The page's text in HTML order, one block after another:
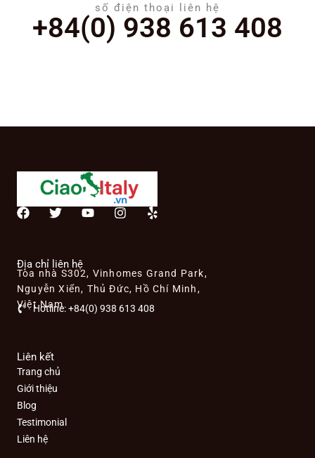
số điện thoại liên hệ
+84(0) 938 613 408
F
b
o
o
k
T
t
e
r
Y
b
e
I
g
r
m
Y
Địa chỉ liên hệ
Tòa nhà S302, Vinhomes Grand Park,
Nguyễn Xiển, Thủ Đức, Hồ Chí Minh,
Việt Nam
Hotline: +84(0) 938 613 408
Liên kết
Trang chủ
Giới thiệu
Blog
Testimonial
Liên hệ